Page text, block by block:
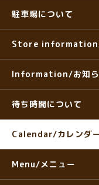
駐車場について
Store information/
Information/お知ら
待ち時間について
Calendar/カレンダ
Menu/メニュー